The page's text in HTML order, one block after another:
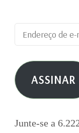
Endereço
de
e-
mail ASSINAR
Junte-se a